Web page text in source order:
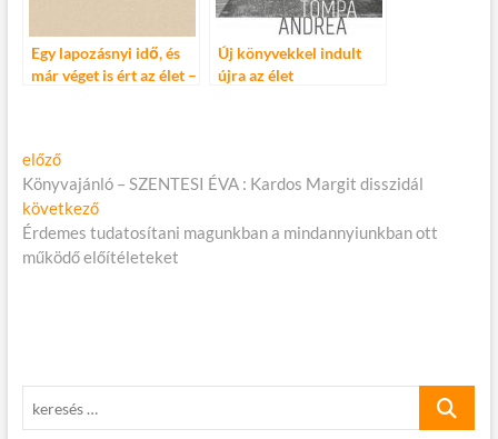
Egy lapozásnyi idő, és
már véget is ért az élet –
Új könyvekkel indult
újra az élet
Bejegyzés
navigáció
előzőElőző
cikk:
Könyvajánló – SZENTESI ÉVA : Kardos Margit disszidál
következőKövetkező
cikk:
Érdemes tudatosítani magunkban a mindannyiunkban ott
működő előítéleteket
keresés